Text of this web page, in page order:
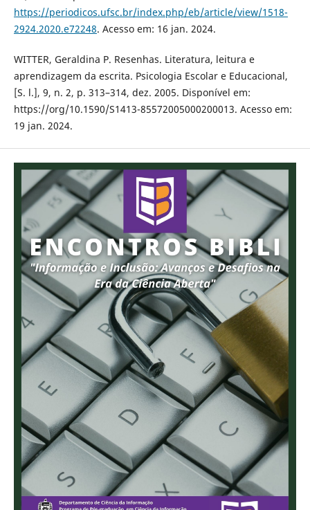
https://periodicos.ufsc.br/index.php/eb/article/view/1518-
2924.2020.e72248. Acesso em: 16 jan. 2024.
WITTER, Geraldina P. Resenhas. Literatura, leitura e
aprendizagem da escrita. Psicologia Escolar e Educacional,
[S. l.], 9, n. 2, p. 313–314, dez. 2005. Disponível em:
https://org/10.1590/S1413-85572005000200013. Acesso em:
19 jan. 2024.